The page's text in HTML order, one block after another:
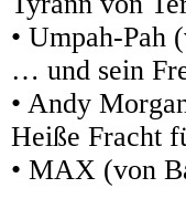
• Umpah-Pah
… und sein
• Andy
Heiße Fracht
• MAX (von